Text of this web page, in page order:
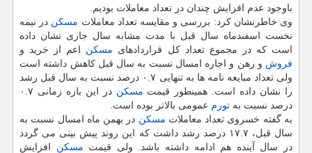
باوجود عدم افزایش چندان در تعداد معاملات بودیم.
وی خاطرنشان كرد: بررسی و مقایسه تعداد معاملات مسكن در نیمه
نخست اسفندماه سال قبل با مدت مشابه سال جاری نشان داده
است كه در مجموع تعداد كل قراردادهای مسكن اعم از خرید و
فروش و رهن و اجاره امسال نسبت به سال قبل كاهش داشته است
ولی تعداد مبایعه نامه ها به تنهایی ۰.۷ درصد نسبت به سال قبل رشد
را نشان داده است. همینطور قیمت مسكن
در این بازه زمانی ۰.۷
درصد نسبت به تورم عمومی بالاتر بوده است.
به گفته خسروی تعداد معاملات مسكن در بهمن ماه امسال نسبت به
سال قبل، ۱۷.۷ درصد رشد داشت كه این روند پیش بینی می گردد
در سال آینده هم ادامه داشته باشد. ولی قیمت مسكن افزایش